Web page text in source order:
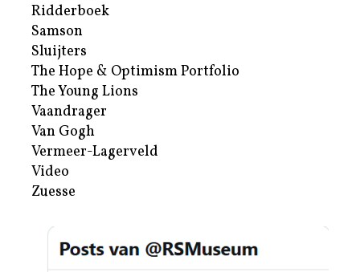
Ridderboek
Samson
Sluijters
The Hope & Optimism Portfolio
The Young Lions
Vaandrager
Van Gogh
Vermeer-Lagerveld
Video
Zuesse